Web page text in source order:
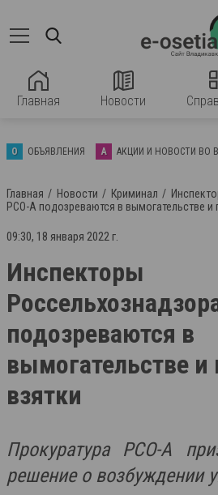
Главная Новости
О ОБЪЯВЛЕНИЯ А АКЦИИ И НОВОСТИ ВО
Главная Новости Криминал
РСО-А подозреваются в вымогательстве и
09:30, 18 января 2022 г.
Инспекторы
подозреваются в
вымогательстве и
взятки
Прокуратура РСО-А
решение о возбуждении